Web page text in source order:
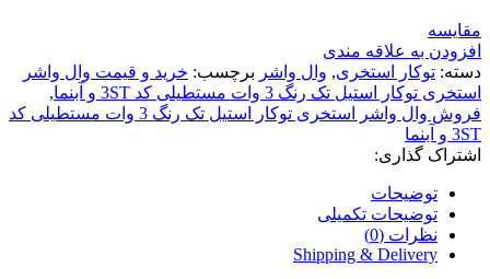
مقایسه
افزودن به علاقه مندی
دسته: توکار استخری, وال واشر برچسب: خرید و قیمت وال واشر
استخری توکار استیل تک رنگ 3 وات مستطیلی کد 3ST و آبنما
,
فروش وال واشر استخری توکار استیل تک رنگ 3 وات مستطیلی کد
3ST و آبنما
اشتراک گذاری:
توضیحات
توضیحات تکمیلی
نظرات (0)
Shipping & Delivery